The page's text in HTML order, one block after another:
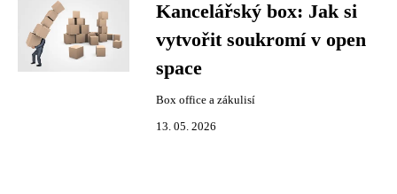
Kancelářský box: Jak si
vytvořit soukromí v open
space
Box office a zákulisí
13. 05. 2026